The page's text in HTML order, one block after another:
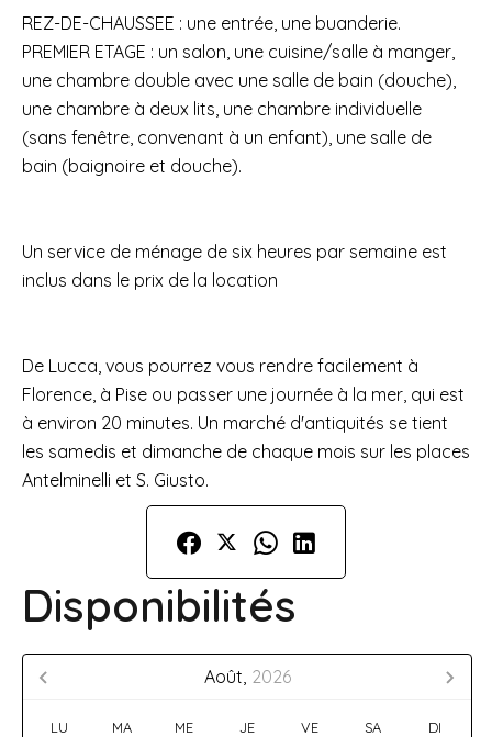
REZ-DE-CHAUSSEE : une entrée, une buanderie.
PREMIER ETAGE : un salon, une cuisine/salle à manger,
une chambre double avec une salle de bain (douche),
une chambre à deux lits, une chambre individuelle
(sans fenêtre, convenant à un enfant), une salle de
bain (baignoire et douche).
Un service de ménage de six heures par semaine est
inclus dans le prix de la location
De Lucca, vous pourrez vous rendre facilement à
Florence, à Pise ou passer une journée à la mer, qui est
à environ 20 minutes. Un marché d'antiquités se tient
les samedis et dimanche de chaque mois sur les places
Antelminelli et S. Giusto.
Disponibilités
Août, 2026
LU MA ME JE VE SA DI